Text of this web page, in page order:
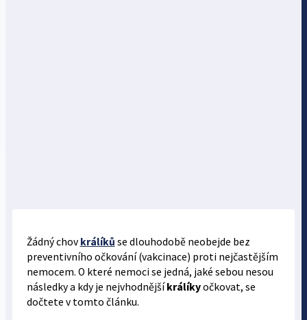
Žádný chov králíků se dlouhodobě neobejde bez
preventivního očkování (vakcinace) proti nejčastějším
nemocem. O které nemoci se jedná, jaké sebou nesou
následky a kdy je nejvhodnějšíkrálíkyočkovat, se
dočtete v tomto článku.